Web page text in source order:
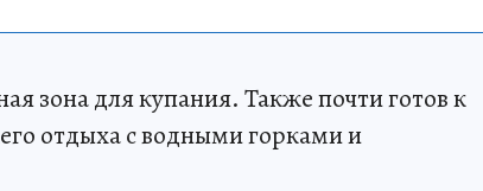
зона для купания. Также почти готов к
отдыха с водными горками и